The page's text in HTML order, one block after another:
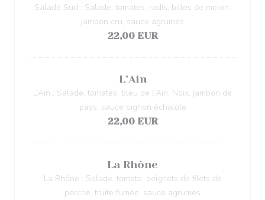
Salade Sud : Salade, tomates, radis, billes de melon,
jambon cru, sauce agrumes
22,00 EUR
L’Ain
L’Ain ; Salade, tomates, bleu de l’Ain, Noix, jambon de
pays, sauce oignon échalote
22,00 EUR
La Rhône
La Rhône : Salade, tomate, beignets de filets de
perche, truite fumée, sauce agrumes